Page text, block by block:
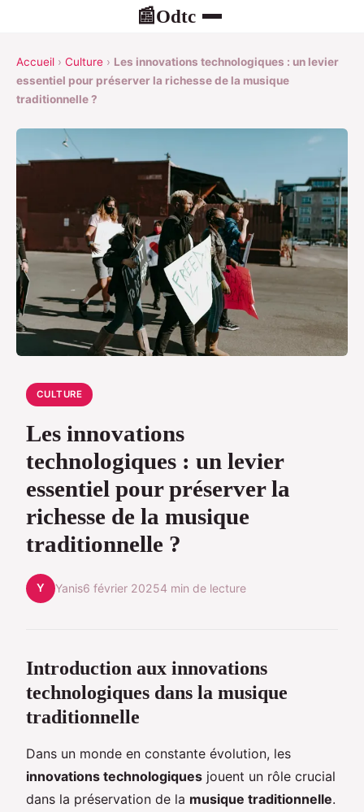
📰Odtc
Accueil › Culture › Les innovations technologiques : un levier
essentiel pour préserver la richesse de la musique
traditionnelle ?
CULTURE
Les innovations
technologiques : un levier
essentiel pour préserver la
richesse de la musique
traditionnelle ?
Y Yanis6 février 20254 min de lecture
Introduction aux innovations
technologiques dans la musique
traditionnelle
Dans un monde en constante évolution, les
innovations technologiques jouent un rôle crucial
dans la préservation de la musique traditionnelle.